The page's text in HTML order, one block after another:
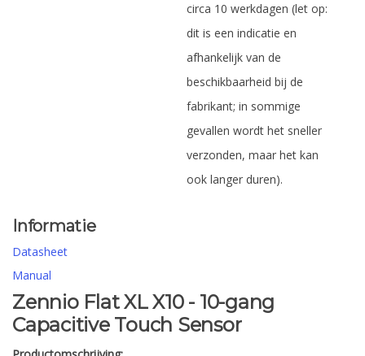
circa 10 werkdagen (let op:
dit is een indicatie en
afhankelijk van de
beschikbaarheid bij de
fabrikant; in sommige
gevallen wordt het sneller
verzonden, maar het kan
ook langer duren).
Informatie
Datasheet
Manual
Zennio Flat XL X10 - 10-gang
Capacitive Touch Sensor